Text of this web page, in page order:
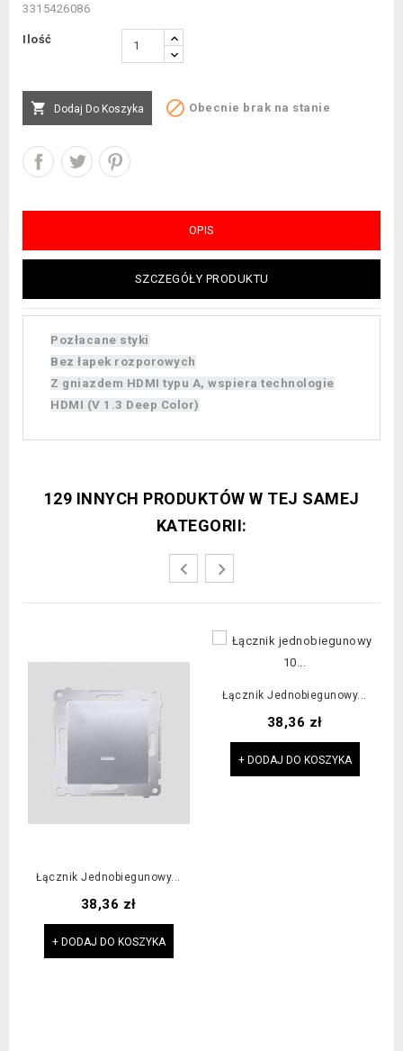
3315426086
Ilość
 Dodaj Do Koszyka  Obecnie brak na stanie
OPIS
SZCZEGÓŁY PRODUKTU
Pozłacane styki
Bez łapek rozporowych
Z gniazdem HDMI typu A, wspiera technologie
HDMI (V 1.3 Deep Color)
129 INNYCH PRODUKTÓW W TEJ SAMEJ
KATEGORII:
Łącznik Jednobiegunowy...
Cena
38,36 zł
+ DODAJ DO KOSZYKA
Łącznik Jednobiegunowy...
Cena
38,36 zł
+ DODAJ DO KOSZYKA